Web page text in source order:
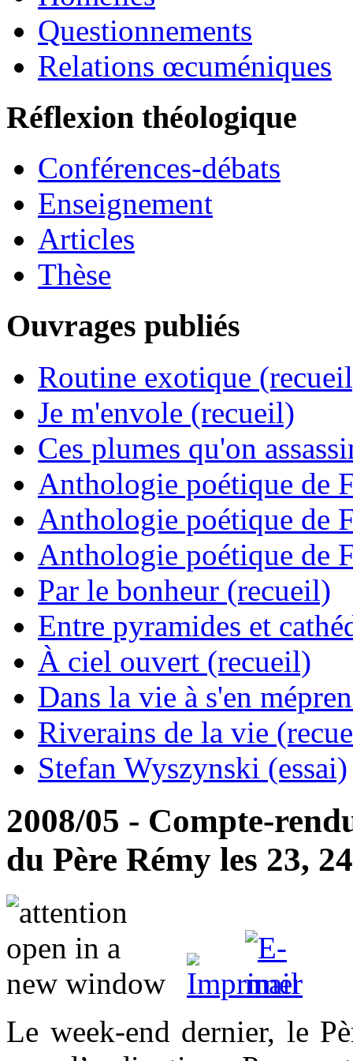
Questionnements
Relations œcuméniques
Réflexion théologique
Conférences-débats
Enseignement
Articles
Thèse
Ouvrages publiés
Routine exotique
Je m'envole (recueil)
Ces plumes qu'on
Anthologie poétique de
Anthologie poétique de
Anthologie poétique de
Par le bonheur (recueil)
Entre pyramides et
À ciel ouvert (recueil)
Dans la vie à s'en
Riverains de la vie
Stefan Wyszynski (essai)
2008/05 - Compte-
du Père Rémy les 23,
Le week-end dernier, le